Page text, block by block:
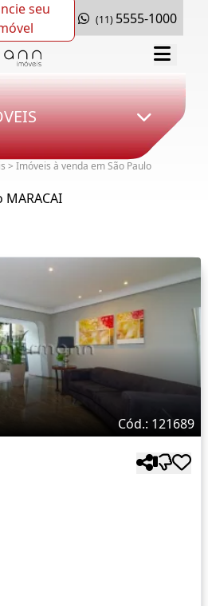
seu
(11) 5555-1000
> Imóveis à venda em São Paulo
Cód.: 121689